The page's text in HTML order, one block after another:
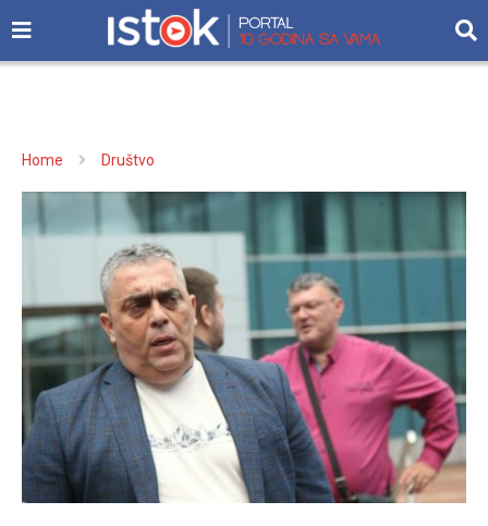
Home Društvo